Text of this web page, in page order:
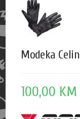
Modeka
100,00 KM